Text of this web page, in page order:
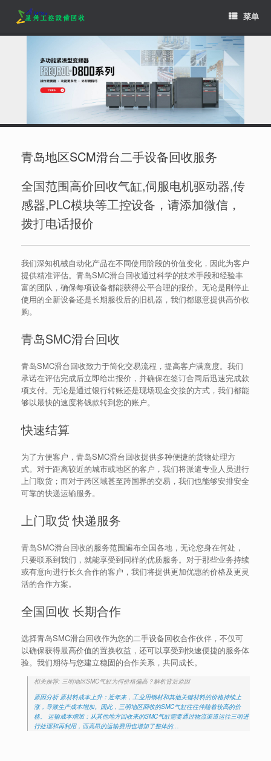
content
菜单
青岛地区SCM滑台二手设备回收服务
全国范围高价回收气缸,伺服电机驱动器,传
感器,PLC模块等工控设备，请添加微信，
拨打电话报价
我们深知机械自动化产品在不同使用阶段的价值变化，因此为客户
提供精准评估。青岛SMC滑台回收通过科学的技术手段和经验丰
富的团队，确保每项设备都能获得公平合理的报价。无论是刚停止
使用的全新设备还是长期服役后的旧机器，我们都愿意提供高价收
购。
青岛SMC滑台回收
青岛SMC滑台回收致力于简化交易流程，提高客户满意度。我们
承诺在评估完成后立即给出报价，并确保在签订合同后迅速完成款
项支付。无论是通过银行转账还是现场现金交接的方式，我们都能
够以最快的速度将钱款转到您的账户。
快速结算
为了方便客户，青岛SMC滑台回收提供多种便捷的货物处理方
式。对于距离较近的城市或地区的客户，我们将派遣专业人员进行
上门取货；而对于跨区域甚至跨国界的交易，我们也能够安排安全
可靠的快递运输服务。
上门取货 快递服务
青岛SMC滑台回收的服务范围遍布全国各地，无论您身在何处，
只要联系到我们，就能享受到同样的优质服务。对于那些业务持续
或有意向进行长久合作的客户，我们将提供更加优惠的价格及更灵
活的合作方案。
全国回收 长期合作
选择青岛SMC滑台回收作为您的二手设备回收合作伙伴，不仅可
以确保获得最高价值的置换收益，还可以享受到快速便捷的服务体
验。我们期待与您建立稳固的合作关系，共同成长。
相关推荐: 三明地区SMC气缸为何价格偏高？解析背后原因
原因分析 原材料成本上升：近年来，工业用钢材和其他关键材料的价格持续上
涨，导致生产成本增加。因此，三明地区回收的SMC气缸往往伴随着较高的价
格。 运输成本增加：从其他地方回收来的SMC气缸需要通过物流渠道运往三明进
行处理和再利用，而高昂的运输费用也增加了整体的…